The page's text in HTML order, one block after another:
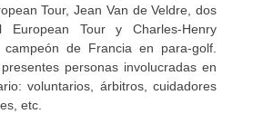
Tour, Jean Van de Veldre, dos
European Tour y Charles-Henry
de Francia en para-golf.
personas involucradas en
voluntarios, árbitros, cuidadores
etc.